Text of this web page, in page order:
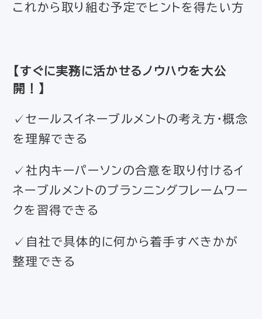
これから取り組む予定でヒントを得たい方
【すぐに実務に活かせるノウハウを大公
開！】
✓セールスイネーブルメントの考え方・概念
を理解できる
✓社内キーパーソンの合意を取り付けるイ
ネーブルメントのプランニングフレームワー
クを習得できる
✓自社で具体的に何から着手すべきかが
整理できる